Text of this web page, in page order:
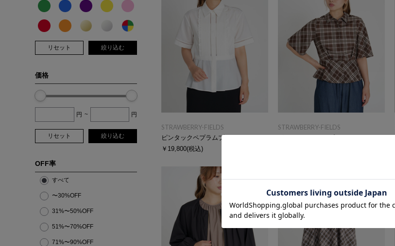
リセット 絞り込む
価格
円 ~ 円
リセット 絞り込む
OFF率
すべて
〜30%OFF
31%〜50%OFF
51%〜70%OFF
71%〜90%OFF
STRAWBERRY-FIELDS
ピンタックペプラムブラウス
￥19,800(税込)
STRAWBERRY-FIELDS